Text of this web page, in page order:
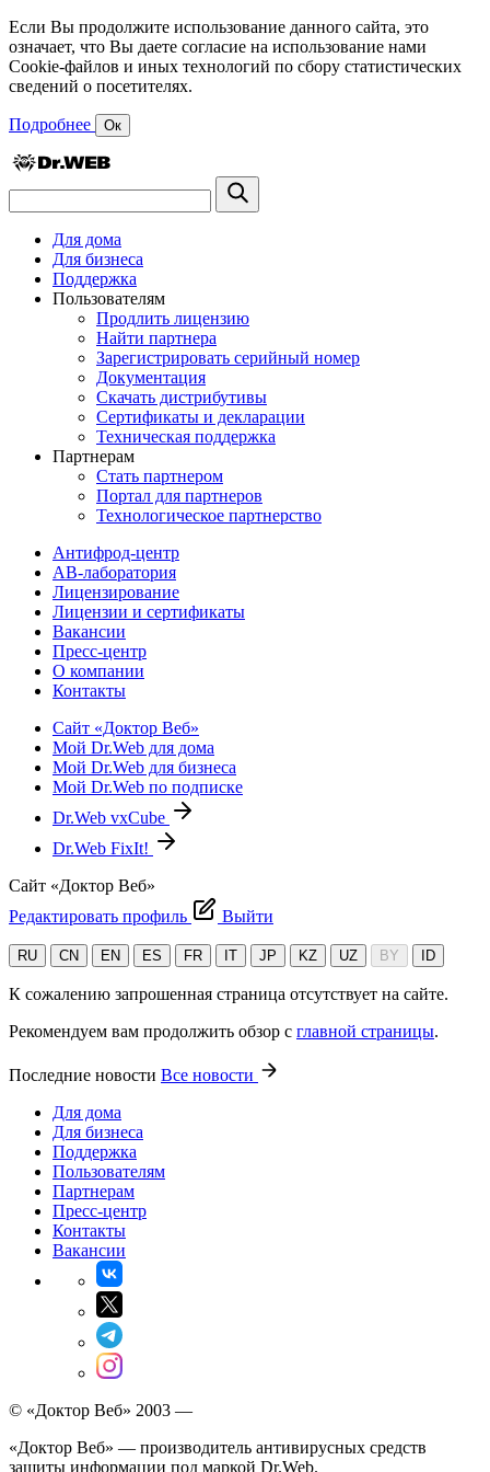
Если Вы продолжите использование данного сайта, это
означает, что Вы даете согласие на использование нами
Cookie-файлов и иных технологий по сбору статистических
сведений о посетителях.
Подробнее Ок
Для дома
Для бизнеса
Поддержка
Пользователям
Продлить лицензию
Найти партнера
Зарегистрировать серийный номер
Документация
Скачать дистрибутивы
Сертификаты и декларации
Техническая поддержка
Партнерам
Стать партнером
Портал для партнеров
Технологическое партнерство
Антифрод-центр
АВ-лаборатория
Лицензирование
Лицензии и сертификаты
Вакансии
Пресс-центр
О компании
Контакты
Сайт «Доктор Веб»
Мой Dr.Web для дома
Мой Dr.Web для бизнеса
Мой Dr.Web по подписке
Dr.Web vxCube
Dr.Web FixIt!
Сайт «Доктор Веб»
Редактировать профиль
Выйти
RU CN EN ES FR IT JP KZ UZ BY ID
К сожалению запрошенная страница отсутствует на сайте.
Рекомендуем вам продолжить обзор с главной страницы.
Последние новости Все новости
Для дома
Для бизнеса
Поддержка
Пользователям
Партнерам
Пресс-центр
Контакты
Вакансии
© «Доктор Веб» 2003 —
«Доктор Веб» — производитель антивирусных средств
защиты информации под маркой Dr.Web.